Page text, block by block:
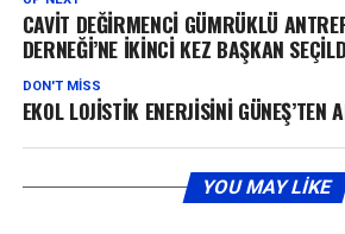
CAVİT DEĞİRMENCİ GÜMRÜKLÜ
DERNEĞİ’NE İKİNCİ KEZ BAŞKAN
DON'T MISS
EKOL LOJİSTİK ENERJİSİNİ GÜNEŞ’TEN
YOU MAY LIKE